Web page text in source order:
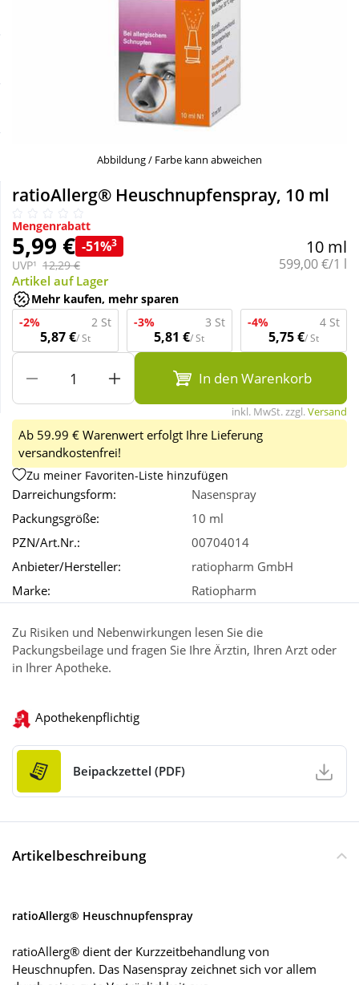
Täglich gut versorgt
Nahrungsergänzung
Natur & Homöopathie
Sanitätshaus
Sport & Fitness
Tierbedarf
Wellness
Abbildung / Farbe kann abweichen
ratioAllerg® Heuschnupfenspray, 10 ml
Mengenrabatt
5,99 € -51%3
UVP¹ 12,29 €
10 ml
Grundpreis:
599,00 €/1 l
Artikel auf Lager
Mehr kaufen, mehr sparen
-2%
2 St
5,87 €/ St
-3% 3 St
5,81 €/ St
-4% 4 St
5,75 €/ St
In den Warenkorb
inkl. MwSt. zzgl.Versand
Ab 59.99 € Warenwert erfolgt Ihre Lieferung
versandkostenfrei!
Zu meiner Favoriten-Liste hinzufügen
Darreichungsform:
Nasenspray
Packungsgröße:
10 ml
PZN/Art.Nr.:
00704014
Anbieter/Hersteller:
ratiopharm GmbH
Marke:
Ratiopharm
Zu Risiken und Nebenwirkungen lesen Sie die
Packungsbeilage und fragen Sie Ihre Ärztin, Ihren Arzt oder
in Ihrer Apotheke.
Apothekenpflichtig
Beipackzettel (PDF)
Artikelbeschreibung
ratioAllerg® Heuschnupfenspray
ratioAllerg® dient der Kurzzeitbehandlung von
Heuschnupfen. Das Nasenspray zeichnet sich vor allem